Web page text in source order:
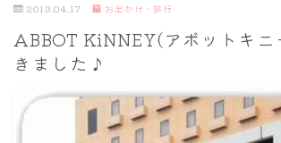
プロフィール
謎解き
ホテル滞在記
2013.04.17 お出かけ・旅行
ABBOT KiNNEY(アボットキニ
きました♪